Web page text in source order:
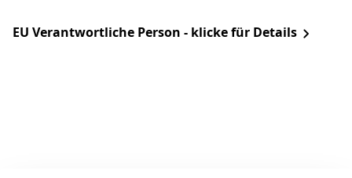
EU Verantwortliche Person - klicke für Details